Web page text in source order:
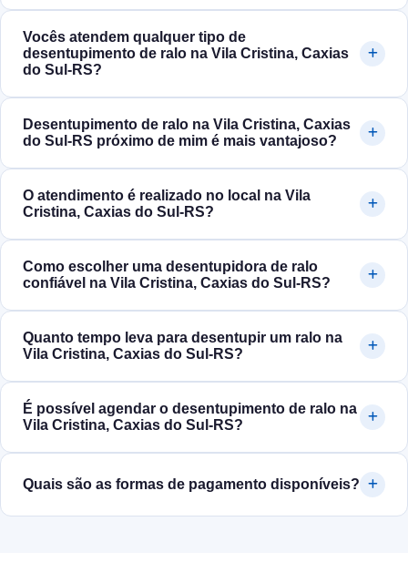
Vocês atendem qualquer tipo de
desentupimento de ralo na Vila Cristina, Caxias
do Sul‑RS?
Desentupimento de ralo na Vila Cristina, Caxias
do Sul‑RS próximo de mim é mais vantajoso?
O atendimento é realizado no local na Vila
Cristina, Caxias do Sul‑RS?
Como escolher uma desentupidora de ralo
confiável na Vila Cristina, Caxias do Sul‑RS?
Quanto tempo leva para desentupir um ralo na
Vila Cristina, Caxias do Sul‑RS?
É possível agendar o desentupimento de ralo na
Vila Cristina, Caxias do Sul‑RS?
Quais são as formas de pagamento disponíveis?